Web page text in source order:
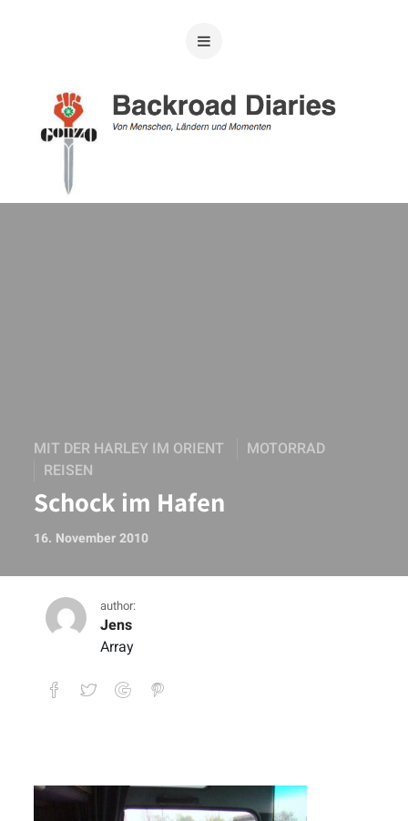
MIT DER HARLEY IM ORIENT
MOTORRAD
REISEN
Schock im Hafen
16. November 2010
author:
Jens
Array